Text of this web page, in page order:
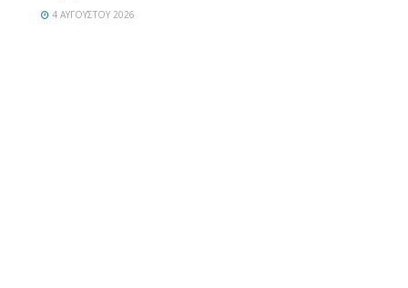
4 ΑΥΓΟΎΣΤΟΥ 2026